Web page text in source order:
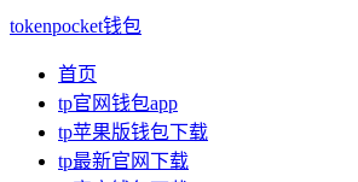
tokenpocket钱包
首页
tp官网钱包app
tp苹果版钱包下载
tp最新官网下载